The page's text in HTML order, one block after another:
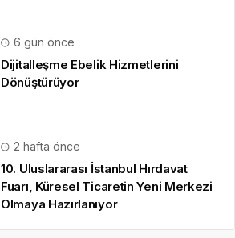
6 gün önce
Dijitalleşme Ebelik Hizmetlerini
Dönüştürüyor
2 hafta önce
10. Uluslararası İstanbul Hırdavat
Fuarı, Küresel Ticaretin Yeni Merkezi
Olmaya Hazırlanıyor